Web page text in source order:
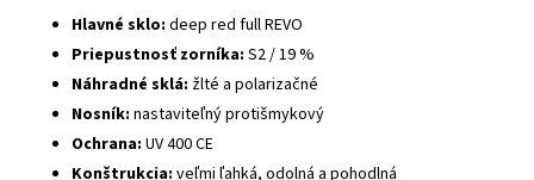
Hlavné sklo: deep red full REVO
Priepustnosť zorníka: S2 / 19 %
Náhradné sklá: žlté a polarizačné
Nosník: nastaviteľný protišmykový
Ochrana: UV 400 CE
Konštrukcia: veľmi ľahká, odolná a pohodlná